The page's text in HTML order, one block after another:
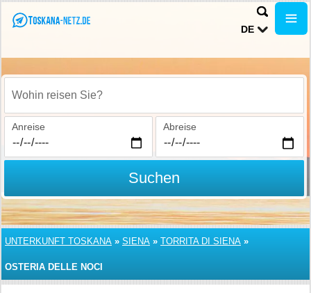
DE
Wohin reisen Sie?
Anreise Abreise
Suchen
UNTERKUNFT TOSKANA » SIENA » TORRITA DI SIENA »
OSTERIA DELLE NOCI